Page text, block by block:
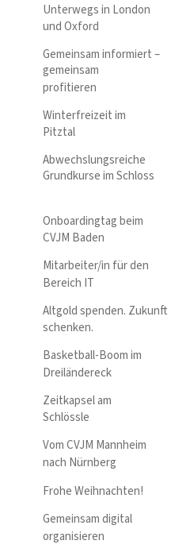
Unterwegs in London
und Oxford
Gemeinsam informiert –
gemeinsam
profitieren
Winterfreizeit im
Pitztal
Abwechslungsreiche
Grundkurse im Schloss
Onboardingtag beim
CVJM Baden
Mitarbeiter/in für den
Bereich IT
Altgold spenden. Zukunft
schenken.
Basketball-Boom im
Dreiländereck
Zeitkapsel am
Schlössle
Vom CVJM Mannheim
nach Nürnberg
Frohe Weihnachten!
Gemeinsam digital
organisieren